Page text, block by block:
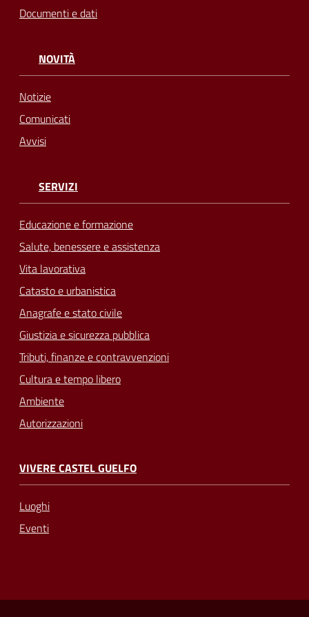
Documenti e dati
NOVITÀ
Notizie
Comunicati
Avvisi
SERVIZI
Educazione e formazione
Salute, benessere e assistenza
Vita lavorativa
Catasto e urbanistica
Anagrafe e stato civile
Giustizia e sicurezza pubblica
Tributi, finanze e contravvenzioni
Cultura e tempo libero
Ambiente
Autorizzazioni
VIVERE CASTEL GUELFO
Luoghi
Eventi